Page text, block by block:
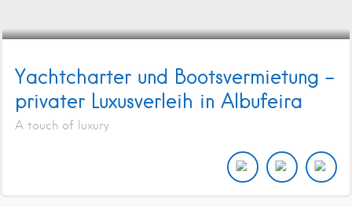
Yachtcharter und Bootsvermietung –
privater Luxusverleih in Albufeira
A touch of luxury